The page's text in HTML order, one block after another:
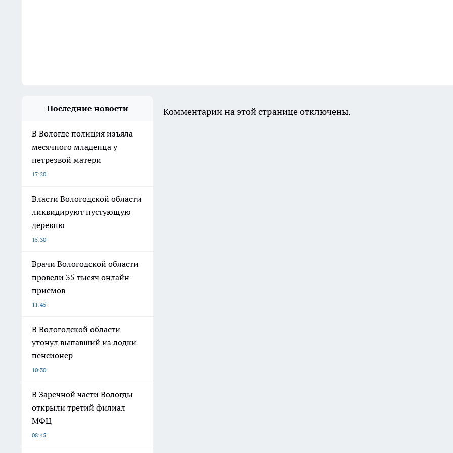
Последние новости
В Вологде полиция изъяла
месячного младенца у
нетрезвой матери
17:20
Власти Вологодской области
ликвидируют пустующую
деревню
15:30
Врачи Вологодской области
провели 35 тысяч онлайн-
приемов
11:45
В Вологодской области
утонул выпавший из лодки
пенсионер
10:30
В Заречной части Вологды
открыли третий филиал
МФЦ
08:45
Комментарии на этой странице отключены.